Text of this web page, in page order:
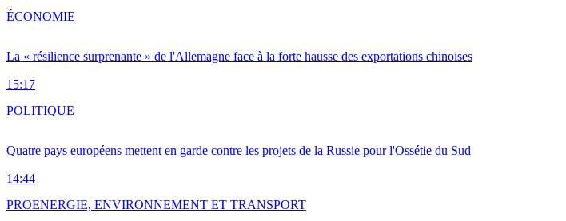
La « résilience surprenante » de l'Allemagne face à la forte hausse des exportations chinoises
15:17
ÉCONOMIE
Quatre pays européens mettent en garde contre les projets de la Russie pour l'Ossétie du Sud
14:44
POLITIQUE
PROENERGIE, ENVIRONNEMENT ET TRANSPORT